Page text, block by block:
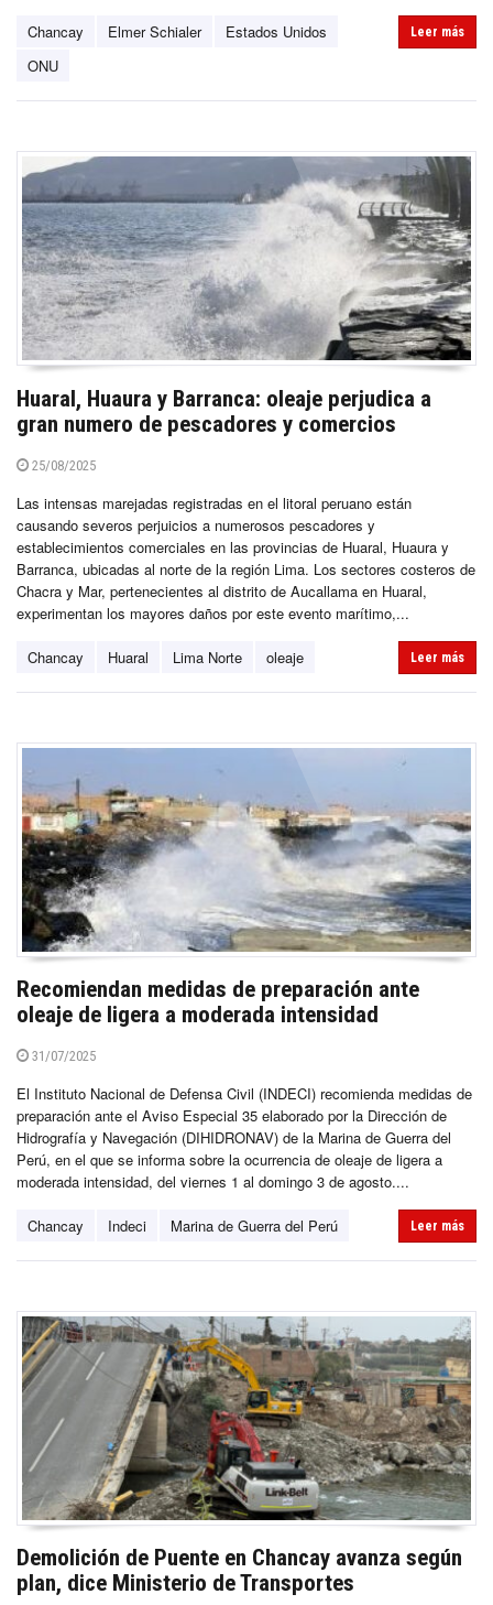
Chancay Elmer Schialer
Estados Unidos
ONU
Leer más
Huaral, Huaura y Barranca: oleaje perjudica a
gran numero de pescadores y comercios
25/08/2025
Las intensas marejadas registradas en el litoral peruano están
causando severos perjuicios a numerosos pescadores y
establecimientos comerciales en las provincias de Huaral, Huaura y
Barranca, ubicadas al norte de la región Lima. Los sectores costeros de
Chacra y Mar, pertenecientes al distrito de Aucallama en Huaral,
experimentan los mayores daños por este evento marítimo,...
Chancay Huaral Lima Norte oleaje Leer más
Recomiendan medidas de preparación ante
oleaje de ligera a moderada intensidad
31/07/2025
El Instituto Nacional de Defensa Civil (INDECI) recomienda medidas de
preparación ante el Aviso Especial 35 elaborado por la Dirección de
Hidrografía y Navegación (DIHIDRONAV) de la Marina de Guerra del
Perú, en el que se informa sobre la ocurrencia de oleaje de ligera a
moderada intensidad, del viernes 1 al domingo 3 de agosto....
Chancay Indeci Marina de Guerra del Perú Leer más
Demolición de Puente en Chancay avanza según
plan, dice Ministerio de Transportes